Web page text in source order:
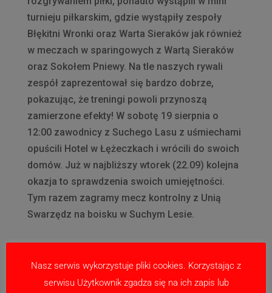
turnieju piłkarskim, gdzie wystąpiły zespoły
Błękitni Wronki oraz Warta Sieraków jak również
w meczach w sparingowych z Wartą Sieraków
oraz Sokołem Pniewy. Na tle naszych rywali
zespół zaprezentował się bardzo dobrze,
pokazując, że treningi powoli przynoszą
zamierzone efekty! W sobotę 19 sierpnia o
12:00 zawodnicy z Suchego Lasu z uśmiechami
opuścili Hotel w Łężeczkach i wrócili do swoich
domów. Już w najbliższy wtorek (22.09) kolejna
okazja to sprawdzenia swoich umiejętności.
Tym razem zagramy mecz kontrolny z Unią
Swarzędz na boisku w Suchym Lesie.
Nasz serwis wykorzystuje pliki cookies. Korzystając z
serwisu Użytkownik zgadza się na ich zapis lub